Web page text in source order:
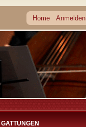
Home Anmelden
GATTUNGEN